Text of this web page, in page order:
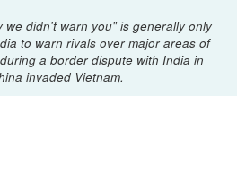
didn't warn you" is generally only
to warn rivals over major areas of
a border dispute with India in
invaded Vietnam.